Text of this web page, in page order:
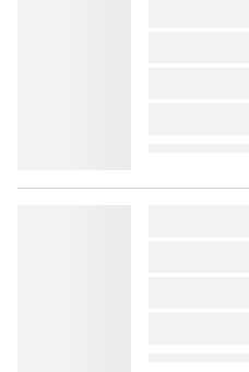
lorem
lorem
lorem
lorem